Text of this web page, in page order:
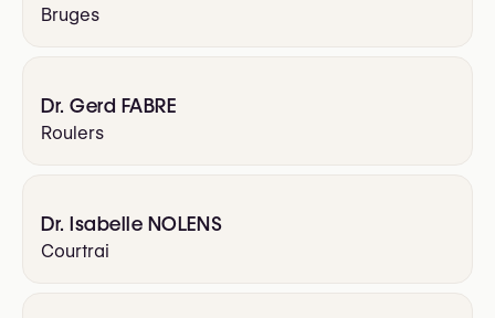
Bruges
Dr. Gerd FABRE
Roulers
Dr. Isabelle NOLENS
Courtrai